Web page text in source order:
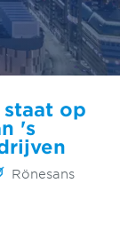
staat op
's
Rönesans